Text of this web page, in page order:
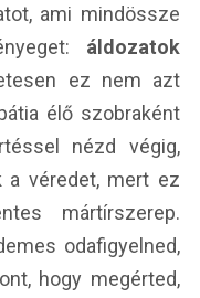
ami mindössze
áldozatok
ez nem azt
élő szobraként
nézd végig,
a véredet, mert ez
mártírszerep.
odafigyelned,
hogy megérted,